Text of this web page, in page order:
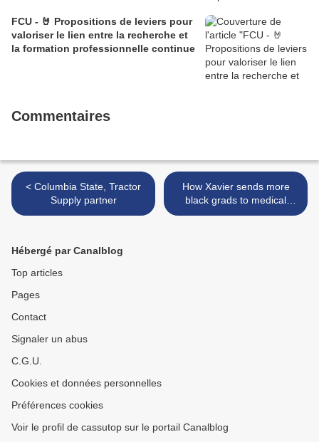
FCU - 🤘 Propositions de leviers pour
valoriser le lien entre la recherche et
la formation professionnelle continue
Commentaires
< Columbia State, Tractor
Supply partner
How Xavier sends more
black grads to medical
school than almost any
Hébergé par Canalblog
Top articles
Pages
Contact
Signaler un abus
C.G.U.
Cookies et données personnelles
Préférences cookies
Voir le profil de cassutop sur le portail Canalblog